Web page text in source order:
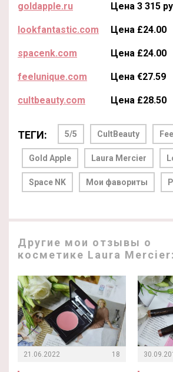
goldapple.ru Цена 3 315
lookfantastic.com Цена £24.00
spacenk.com Цена £24.00
feelunique.com Цена €27.59
cultbeauty.com Цена £28.50
ТЕГИ: 5/5 CultBeauty
Gold Apple Laura Mercier
Space NK Мои фавориты
Другие мои отзывы о
косметике Laura Mercier:
21.06.2022 18